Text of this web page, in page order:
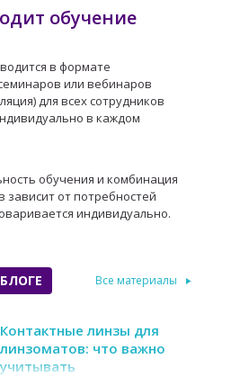
обучение
в формате
или вебинаров
для всех сотрудников
в каждом
обучения и комбинация
зависит от потребностей
индивидуально.
Все материалы
Контактные линзы для
линзоматов: что важно
учитывать